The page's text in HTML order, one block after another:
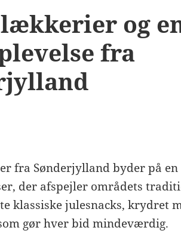
lækkerier og
fra
fra Sønderjylland byder på
der afspejler områdets
klassiske julesnacks, krydret
gør hver bid mindeværdig.